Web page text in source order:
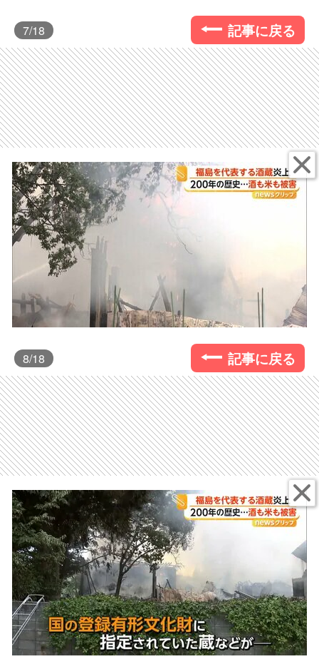
7/18 記事に戻る
8/18 記事に戻る